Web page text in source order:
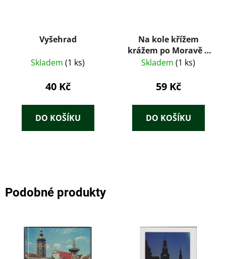
Vyšehrad
Skladem (1 ks)
40 Kč
DO KOŠÍKU
Na kole křížem
krážem po Moravě a
Slezsku
Skladem (1 ks)
59 Kč
DO KOŠÍKU
Podobné produkty